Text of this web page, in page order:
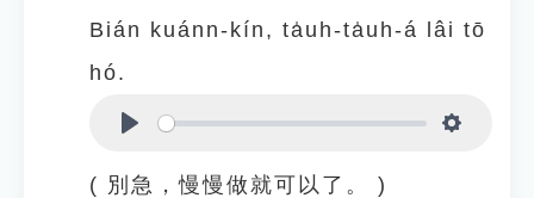
Bián kuánn-kín, ta̍uh-ta̍uh-á lâi tō
hó.
( 別急，慢慢做就可以了。 )